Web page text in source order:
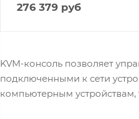
276 379 руб
KVM-консоль позволяет
подключенными к сети
компьютерным